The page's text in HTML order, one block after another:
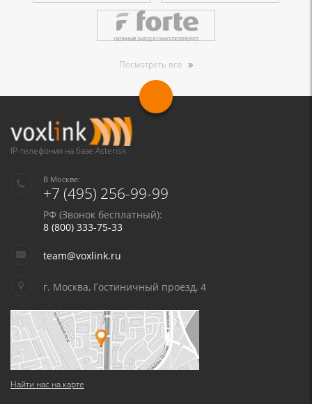
Посмотреть все
IP-телефония на базе Asterisk
В Москве:
+7 (495) 256-99-99
РФ (Звонок бесплатный):
8 (800) 333-75-33
team@voxlink.ru
г. Москва, Гостиничный проезд, 4
Найти нас на карте